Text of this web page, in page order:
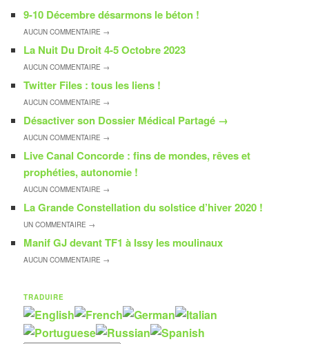
9-10 Décembre désarmons le béton !
AUCUNCOMMENTAIRE →
La Nuit Du Droit 4-5 Octobre 2023
AUCUNCOMMENTAIRE →
Twitter Files : tous les liens !
AUCUNCOMMENTAIRE →
Désactiver son Dossier Médical Partagé →
AUCUNCOMMENTAIRE →
Live Canal Concorde : fins de mondes, rêves et
prophéties, autonomie !
AUCUNCOMMENTAIRE →
La Grande Constellation du solstice d’hiver 2020 !
UNCOMMENTAIRE →
Manif GJ devant TF1 à Issy les moulinaux
AUCUNCOMMENTAIRE →
TRADUIRE